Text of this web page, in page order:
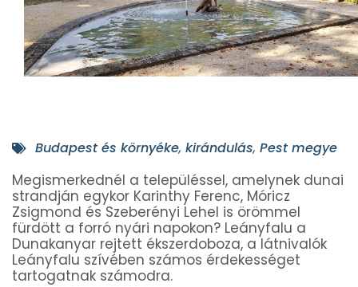
Budapest és környéke, kirándulás, Pest megye
Megismerkednél a településsel, amelynek dunai
strandján egykor Karinthy Ferenc, Móricz
Zsigmond és Szeberényi Lehel is örömmel
fürdött a forró nyári napokon? Leányfalu a
Dunakanyar rejtett ékszerdoboza, a látnivalók
Leányfalu szívében számos érdekességet
tartogatnak számodra.